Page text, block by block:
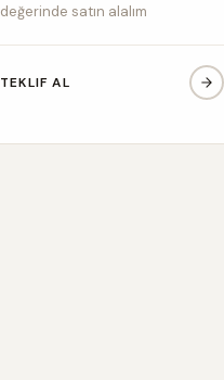
değerinde satın alalım
TEKLIF AL